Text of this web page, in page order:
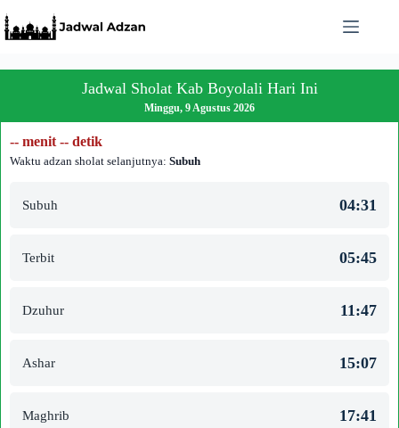
to
content
Jadwal Sholat Kab Boyolali Hari Ini
Minggu, 9 Agustus 2026
-- menit -- detik
Waktu adzan sholat selanjutnya: Subuh
Subuh 04:31
Terbit 05:45
Dzuhur 11:47
Ashar 15:07
Maghrib 17:41